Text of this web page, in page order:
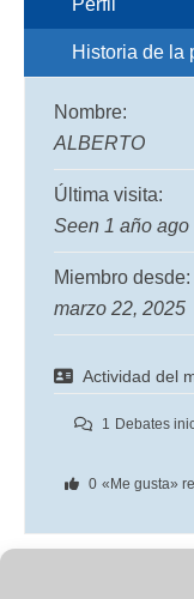
Historia de la
Nombre:
ALBERTO
Última visita:
Seen 1 año ago
Miembro desde:
marzo 22, 2025
Actividad del
1 Debates
0 «Me gusta»